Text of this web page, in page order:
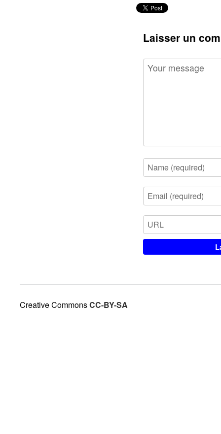
Laisser un
Creative CommonsCC-BY-SA